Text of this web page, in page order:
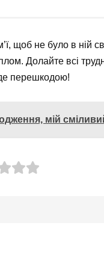
щоб не було в ній
Долайте всі
перешкодою!
мій